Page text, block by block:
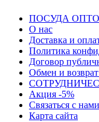
ПОСУДА
О нас
Доставка и
Политика
Договор
Обмен и возврат
Акция -5%
Связаться с нами
Карта сайта